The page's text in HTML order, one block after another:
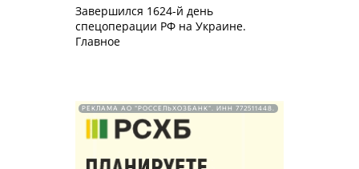
Завершился 1624-й день
спецоперации РФ на Украине.
Главное
РЕКЛАМА АО "РОССЕЛЬХОЗБАНК". ИНН 772511448.